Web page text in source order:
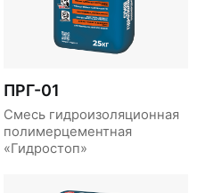
ПРГ-01
Смесь гидроизоляционная
полимерцементная
«Гидростоп»